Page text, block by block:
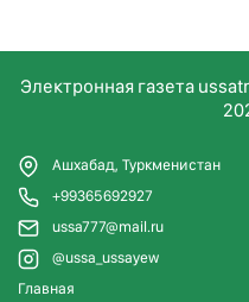
Электронная газета
Ашхабад, Туркменистан
+99365692927
ussa777@mail.ru
@ussa_ussayew
Главная